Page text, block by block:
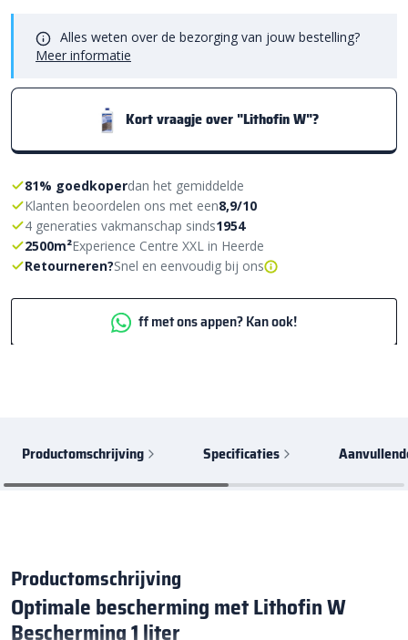
Alles weten over de bezorging van jouw bestelling?
Meer informatie
Kort vraagje over "Lithofin W"?
81% goedkoperdan het gemiddelde
Klanten beoordelen ons met een8,9/10
4 generaties vakmanschap sinds1954
2500m²Experience Centre XXL in Heerde
Retourneren?Snel en eenvoudig bij ons
ff met ons appen? Kan ook!
Productomschrijving Specificaties
Productomschrijving
Optimale bescherming met Lithofin W
Bescherming 1 liter